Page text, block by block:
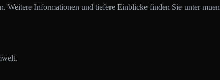
Weitere Informationen und tiefere Einblicke finden Sie unter